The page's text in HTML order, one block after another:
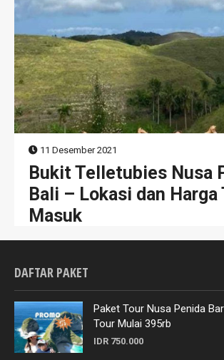
11 Desember 2021
Bukit Telletubies Nusa
Bali – Lokasi dan
Masuk
DAFTAR PAKET
Paket Tour Nusa Penida
Tour Mulai 395rb
IDR 750.000